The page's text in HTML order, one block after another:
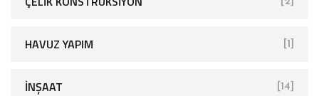
HAVUZ YAPIM [1]
İNŞAAT [14]